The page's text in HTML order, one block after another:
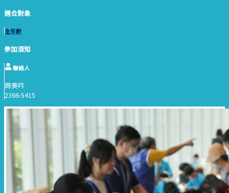
適合對象
全年齡
參加須知
聯絡人
周美吟
2366-5415